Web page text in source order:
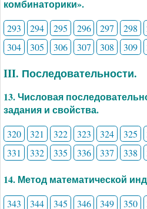
комбинаторики».
293 294 295 296 297 298
304
305 306 307 308 309
III. Последовательности.
13. Числовая
задания и свойства.
320 321 322 323 324 325
331
332 335 336 337 338
14. Метод математической
343 344 345 346 349 350